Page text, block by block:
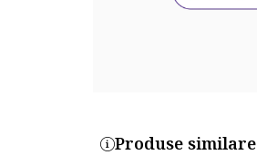
Produse similare